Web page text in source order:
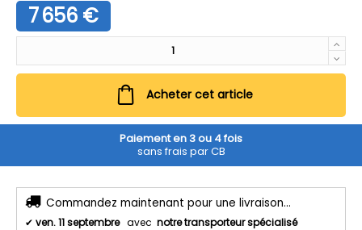
7 656 €
Acheter cet article
Paiement en 3 ou 4 fois
sans frais par CB
Commandez maintenant pour une livraison...
✔ ven. 11 septembre avec notre transporteur spécialisé